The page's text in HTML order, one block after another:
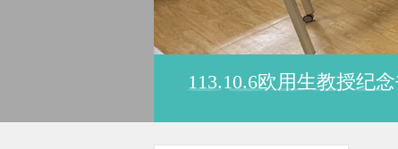
113.10.6欧用生教授纪